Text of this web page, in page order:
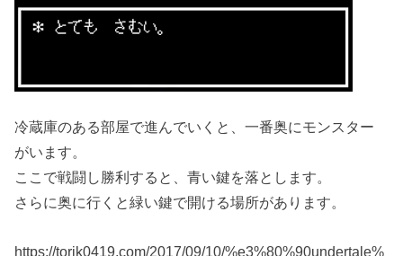
冷蔵庫のある部屋で進んでいくと、一番奥にモンスター
がいます。
ここで戦闘し勝利すると、青い鍵を落とします。
さらに奥に行くと緑い鍵で開ける場所があります。
https://torik0419.com/2017/09/10/%e3%80%90undertale%